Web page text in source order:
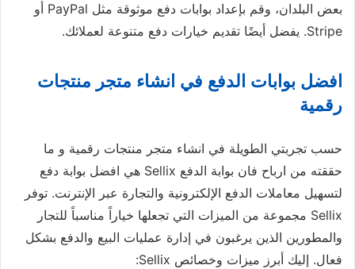
بعض البلدان، وقم بإعداد بوابات دفع موثوقة مثل PayPal أو
Stripe. يفضل أيضًا تقديم خيارات دفع متنوعة لعملائك.
افضل بوابات الدفع في انشاء متجر منتجات
رقمية
حسب تجربتي الطويلة في انشاء متجر منتجات رقمية و ما
حققته من ارباح فان بوابة الدفع Sellix هي افضل بوابة دفع
لتسهيل معاملات الدفع الإلكترونية والتجارة عبر الإنترنت. توفر
Sellix مجموعة من الميزات التي تجعلها خياراً مناسباً للتجار
والمطورين الذين يرغبون في إدارة عمليات البيع والدفع بشكل
فعال. إليك أبرز ميزات وخصائص Sellix: